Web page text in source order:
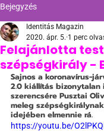
Bejegyzés
Felajánlotta
szépségkirály -
Identitás Magazin
2020. ápr. 5. 1 perc
Sajnos a koronavírus-
2.0 kiállítás
szerencsére Pusztai
meleg
idejében elmennie rá.
https://youtu.be/